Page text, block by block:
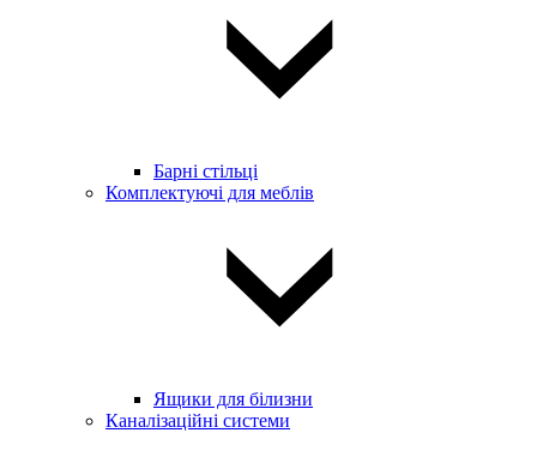
Барні стільці
Комплектуючі для меблів
Ящики для білизни
Каналізаційні системи